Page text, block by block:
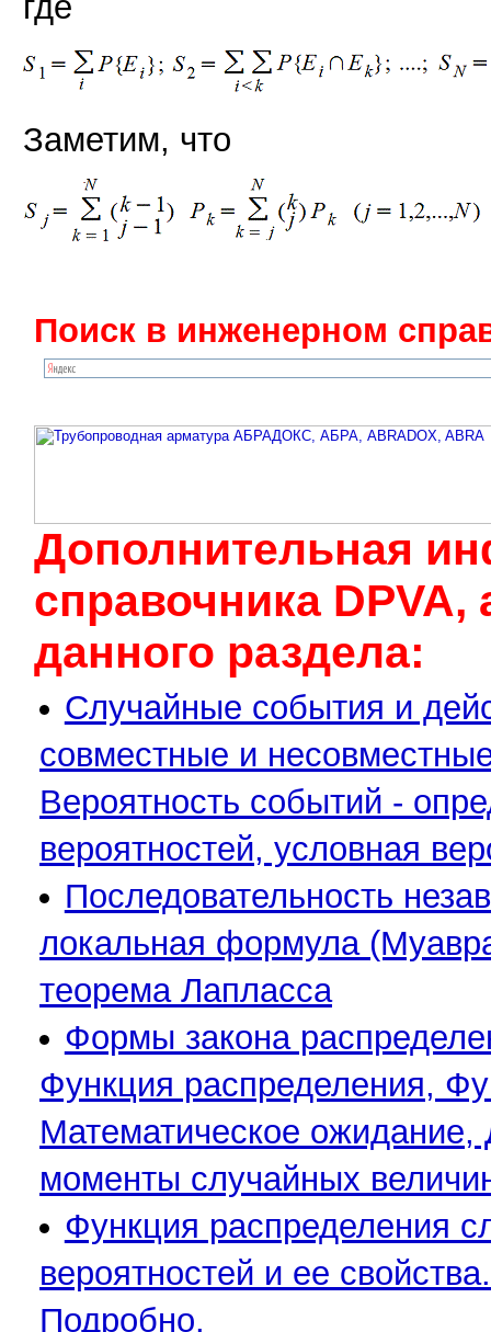
Заметим, что
Поиск в инженерном
Дополнительная
cправочника
данного раздела:
Случайные события и
совместные и
Вероятность событий -
вероятностей, условная
Последовательность
локальная формула
теорема Лапласса
Формы закона
Функция распределения,
Математическое ожидание,
моменты случайных
Функция распределения
вероятностей и ее
Подробно.